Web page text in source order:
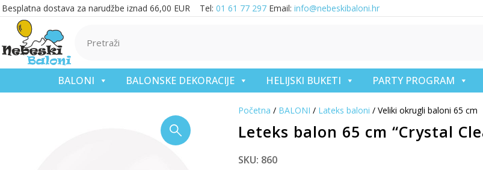
Besplatna dostava za narudžbe iznad 66,00 EUR Tel: 01 61 77 297 Email: info@nebeskibaloni.hr
BALONI BALONSKE DEKORACIJE HELIJSKI BUKETI PARTY PROGRAM
Početna / BALONI / Lateks baloni / Veliki okrugli baloni 65 cm
Leteks balon 65 cm “Crystal
SKU: 860